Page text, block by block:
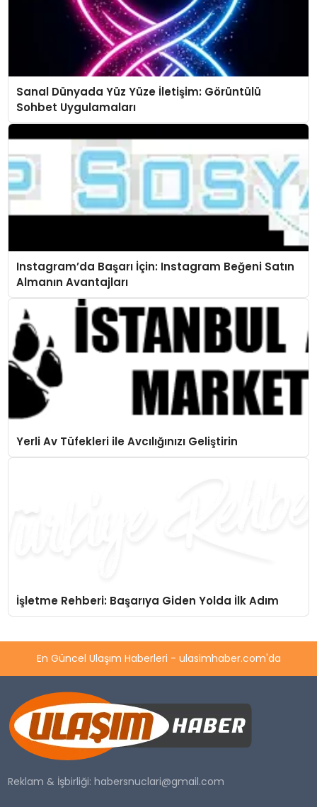
Sanal Dünyada Yüz Yüze İletişim: Görüntülü
Sohbet Uygulamaları
Instagram’da Başarı İçin: Instagram Beğeni Satın
Almanın Avantajları
Yerli Av Tüfekleri ile Avcılığınızı Geliştirin
İşletme Rehberi: Başarıya Giden Yolda İlk Adım
En Güncel Ulaşım Haberleri - ulasimhaber.com'da
Reklam & İşbirliği:habersnuclari@gmail.com